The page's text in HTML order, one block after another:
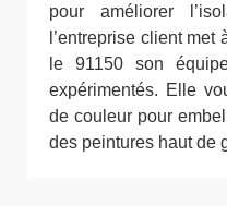
pour améliorer
l’entreprise client
le 91150 son
expérimentés. Elle
de couleur pour
des peintures haut de